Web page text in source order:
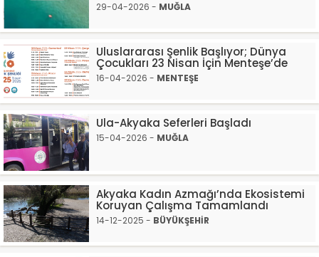
29-04-2026 - MUĞLA
Uluslararası Şenlik Başlıyor; Dünya
Çocukları 23 Nisan İçin Menteşe’de
16-04-2026 - MENTEŞE
Ula-Akyaka Seferleri Başladı
15-04-2026 - MUĞLA
Akyaka Kadın Azmağı’nda Ekosistemi
Koruyan Çalışma Tamamlandı
14-12-2025 - BÜYÜKŞEHİR